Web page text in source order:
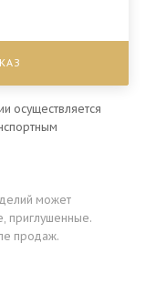
осуществляется
может
приглушенные.
продаж.